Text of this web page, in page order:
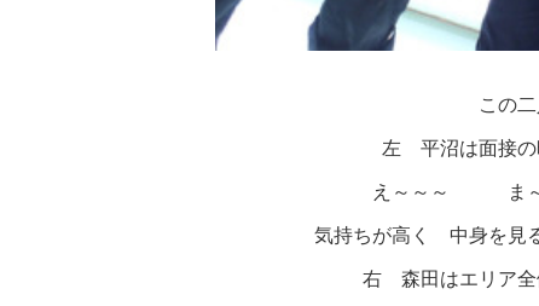
この
左 平沼は面接
え～～～ ま～
気持ちが高く 中身を見
右 森田はエリア